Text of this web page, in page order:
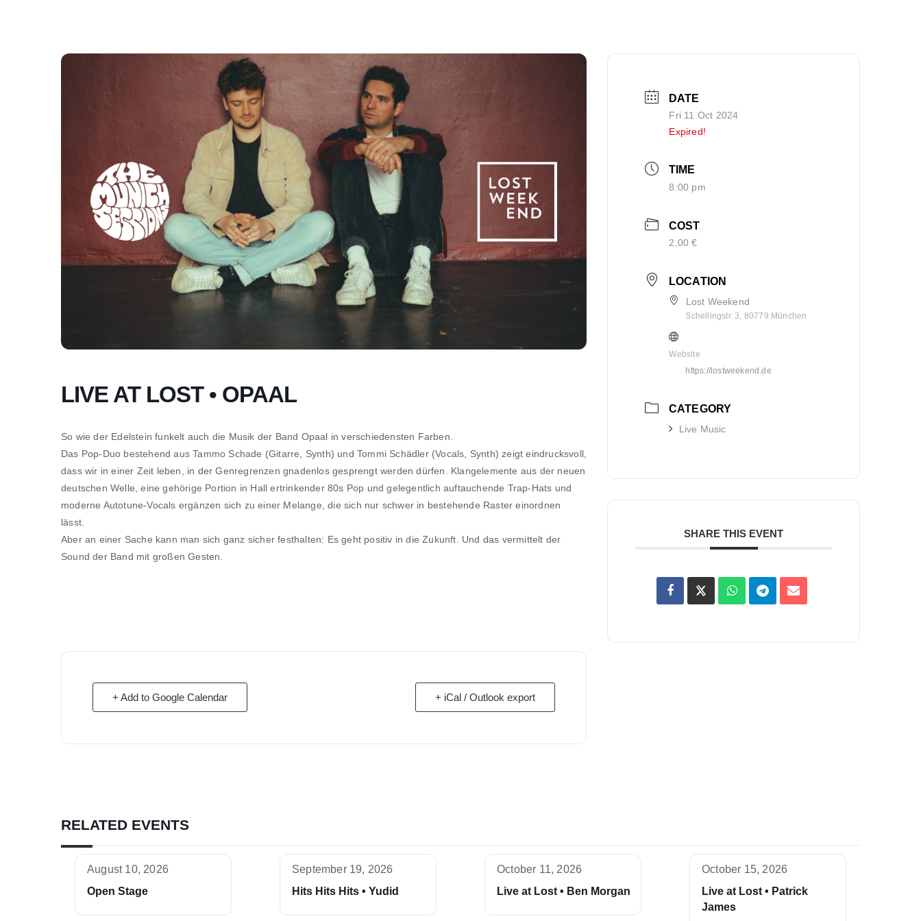
LIVE AT LOST • OPAAL
So wie der Edelstein funkelt auch die Musik der Band Opaal in verschiedensten Farben.
Das Pop-Duo bestehend aus Tammo Schade (Gitarre, Synth) und Tommi Schädler (Vocals, Synth) zeigt eindrucksvoll,
dass wir in einer Zeit leben, in der Genregrenzen gnadenlos gesprengt werden dürfen. Klangelemente aus der neuen
deutschen Welle, eine gehörige Portion in Hall ertrinkender 80s Pop und gelegentlich auftauchende Trap-Hats und
moderne Autotune-Vocals ergänzen sich zu einer Melange, die sich nur schwer in bestehende Raster einordnen
lässt.
Aber an einer Sache kann man sich ganz sicher festhalten: Es geht positiv in die Zukunft. Und das vermittelt der
Sound der Band mit großen Gesten.
+ Add to Google Calendar + iCal / Outlook export
DATE
Fri 11 Oct 2024
Expired!
TIME
8:00 pm
COST
2,00 €
LOCATION
Lost Weekend
Schellingstr. 3, 80779 München
Website
https://lostweekend.de
CATEGORY
Live Music
SHARE THIS EVENT
RELATED EVENTS
August 10, 2026
Open Stage
September 19, 2026
Hits Hits Hits • Yudid
October 11, 2026
Live at Lost • Ben Morgan
October 15, 2026
Live at Lost • Patrick
James